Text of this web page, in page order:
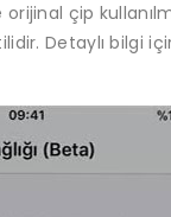
orijinal çip
Detaylı bilgi